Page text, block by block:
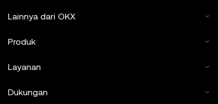
Lainnya dari OKX
Produk
Layanan
Dukungan